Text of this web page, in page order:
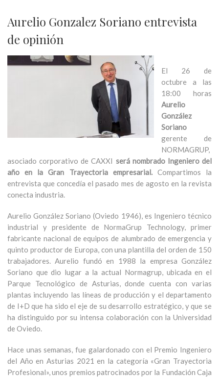
Aurelio Gonzalez Soriano entrevista
de opinión
El 26 de
octubre a las
18:00 horas
Aurelio
González
Soriano
gerente de
NORMAGRUP,
asociado corporativo de CAXXI será nombrado Ingeniero del
año en la Gran Trayectoria empresarial. Compartimos la
entrevista que concedía el pasado mes de agosto en la revista
conecta industria.
Aurelio González Soriano (Oviedo 1946), es Ingeniero técnico
industrial y presidente de NormaGrup Technology, primer
fabricante nacional de equipos de alumbrado de emergencia y
quinto productor de Europa, con una plantilla del orden de 150
trabajadores. Aurelio fundó en 1988 la empresa González
Soriano que dio lugar a la actual Normagrup, ubicada en el
Parque Tecnológico de Asturias, donde cuenta con varias
plantas incluyendo las líneas de producción y el departamento
de I+D que ha sido el eje de su desarrollo estratégico, y que se
ha distinguido por su intensa colaboración con la Universidad
de Oviedo.
Hace unas semanas, fue galardonado con el Premio Ingeniero
del Año en Asturias 2021 en la categoría «Gran Trayectoria
Profesional», unos premios patrocinados por la Fundación Caja